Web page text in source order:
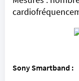
Sony Smartband :